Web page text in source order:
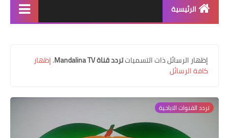
الرئيسية
اقوى ترددات النايل سات
تردد قناة
nilesat
‏إظهار الرسائل ذات التسمياتتردد قناة Mandalina TV .إظهار
كافة الرسائل
تردد القنوات الاباحية